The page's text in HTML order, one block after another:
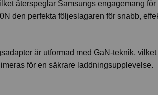
återspeglar Samsungs engagemang
den perfekta följeslagaren för snabb,
är utformad med GaN-teknik,
för en säkrare laddningsupplevelse.